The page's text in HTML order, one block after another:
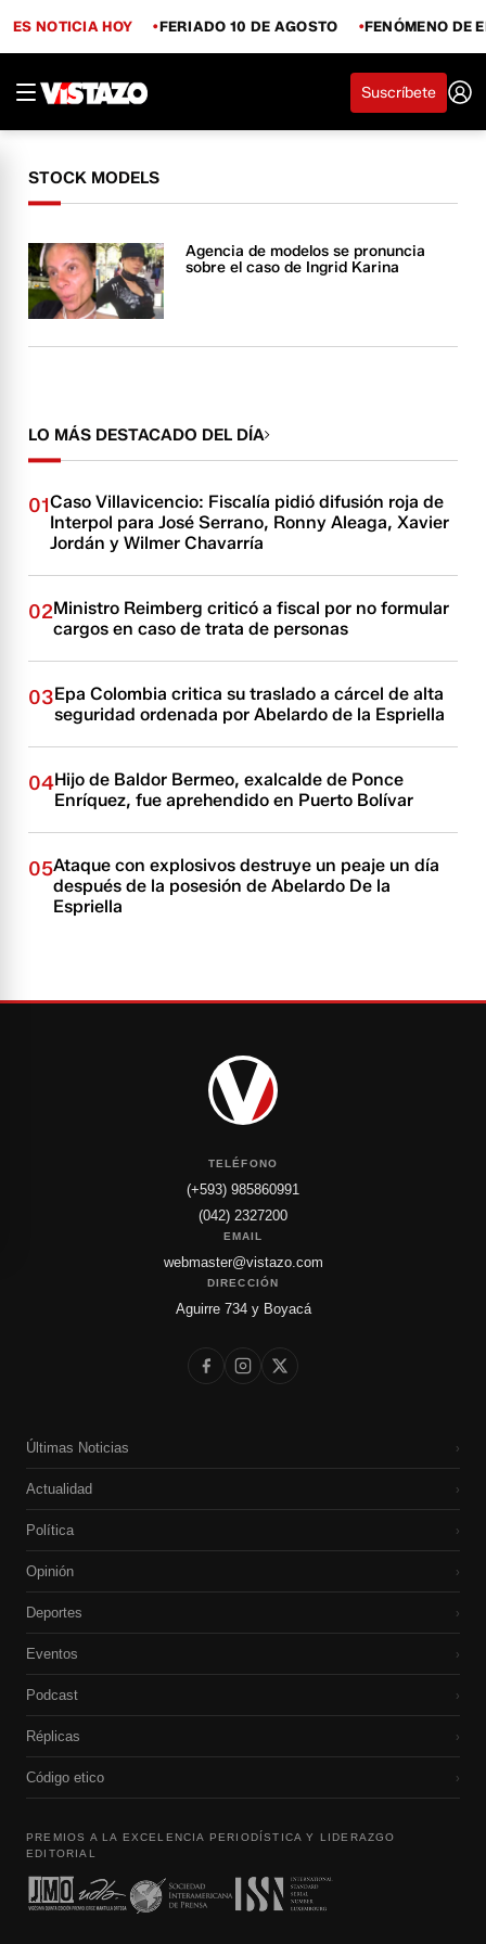
ES NOTICIA HOY FERIADO 10 DE AGOSTO FENÓMENO DE
Suscríbete
STOCK MODELS
Agencia de modelos se pronuncia
sobre el caso de Ingrid Karina
LO MÁS DESTACADO DEL DÍA
01Caso Villavicencio: Fiscalía pidió difusión roja de
Interpol para José Serrano, Ronny Aleaga, Xavier
Jordán y Wilmer Chavarría
02Ministro Reimberg criticó a fiscal por no formular
cargos en caso de trata de personas
03Epa Colombia critica su traslado a cárcel de alta
seguridad ordenada por Abelardo de la Espriella
04Hijo de Baldor Bermeo, exalcalde de Ponce
Enríquez, fue aprehendido en Puerto Bolívar
05Ataque con explosivos destruye un peaje un día
después de la posesión de Abelardo De la
Espriella
TELÉFONO
(+593) 985860991
(042) 2327200
EMAIL
webmaster@vistazo.com
DIRECCIÓN
Aguirre 734 y Boyacá
Últimas Noticias ›
Actualidad ›
Política ›
Opinión ›
Deportes ›
Eventos ›
Podcast ›
Réplicas ›
Código etico ›
PREMIOS A LA EXCELENCIA PERIODÍSTICA Y LIDERAZGO
EDITORIAL